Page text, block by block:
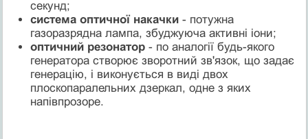
секунд;
система оптичної накачки- потужна
газоразрядна лампа, збуджуюча активні іони;
оптичний резонатор- по аналогії будь-якого
генератора створює зворотний зв'язок, що задає
генерацію, і виконується в виді двох
плоскопаралельних дзеркал, одне з яких
напівпрозоре.